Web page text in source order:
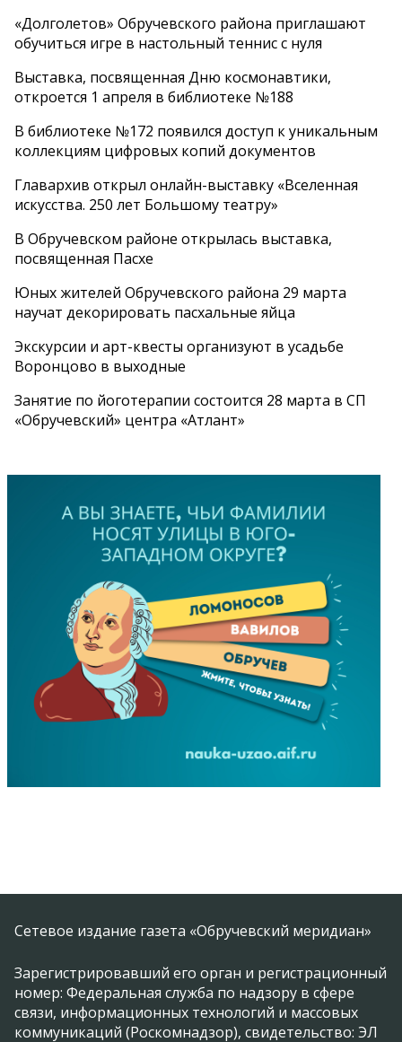
«Долголетов» Обручевского района приглашают
обучиться игре в настольный теннис с нуля
Выставка, посвященная Дню космонавтики,
откроется 1 апреля в библиотеке №188
В библиотеке №172 появился доступ к уникальным
коллекциям цифровых копий документов
Главархив открыл онлайн-выставку «Вселенная
искусства. 250 лет Большому театру»
В Обручевском районе открылась выставка,
посвященная Пасхе
Юных жителей Обручевского района 29 марта
научат декорировать пасхальные яйца
Экскурсии и арт-квесты организуют в усадьбе
Воронцово в выходные
Занятие по йоготерапии состоится 28 марта в СП
«Обручевский» центра «Атлант»
Сетевое издание газета «Обручевский меридиан»
Зарегистрировавший его орган и регистрационный
номер: Федеральная служба по надзору в сфере
связи, информационных технологий и массовых
коммуникаций (Роскомнадзор), свидетельство: ЭЛ